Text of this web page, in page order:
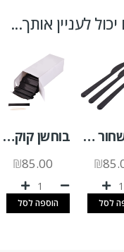
יכול לעניין אותך...
סכין שחור מהודר 50 יח'
₪
לסל
בוחשן קוקטייל שחור 100 יח'
₪85.00
הוספה לסל